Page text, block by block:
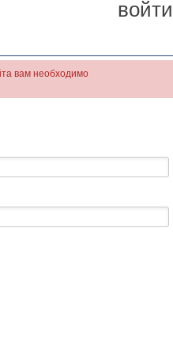
войти
вам необходимо